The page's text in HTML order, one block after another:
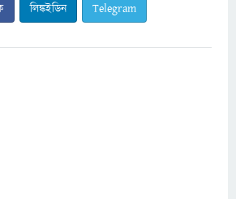
লিঙ্কইডিন Telegram